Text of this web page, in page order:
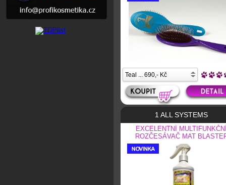
1 ALL SYSTEMS
EXCELENTNÍ
ROZČESÁVAČ MAT